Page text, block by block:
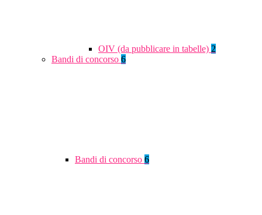
OIV (da pubblicare in tabelle) 2
Bandi di concorso 6
Bandi di concorso 6